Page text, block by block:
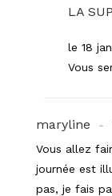
LA
le 18
Vous
maryline
Vous allez
journée est
pas, je fais